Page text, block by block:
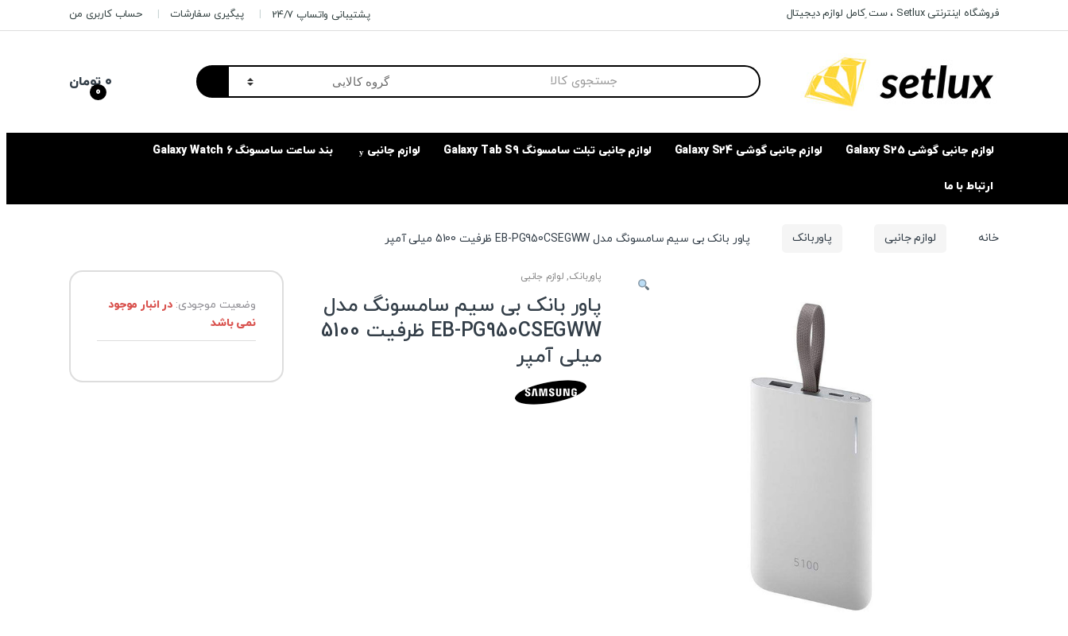
to
to
فروشگاه اینترنتی Setlux ، ست ِکامل لوازم دیجیتال پشتیبانی واتساپ 24/7 پیگیری سفارشات حساب کاربری من
Search
for:
0
۰ تومان
لوازم جانبی گوشی Galaxy S25 لوازم جانبی گوشی Galaxy S24 لوازم جانبی تبلت سامسونگ Galaxy Tab S9 لوازم جانبی بند ساعت سامسونگ Galaxy Watch 6
ارتباط با ما
خانه لوازم جانبی پاوربانک پاور بانک بی سیم سامسونگ مدل EB-PG950CSEGWW ظرفیت 5100 میلی آمپر
پاوربانک, لوازم جانبی
پاور بانک بی سیم سامسونگ مدل
EB-PG950CSEGWW ظرفیت 5100
میلی آمپر
وضعیت موجودی:در انبار موجود
نمی باشد